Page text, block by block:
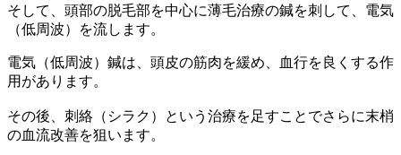
そして、頭部の脱毛部を中心に薄毛治療の鍼を刺して、電気
（低周波）を流します。
電気（低周波）鍼は、頭皮の筋肉を緩め、血行を良くする作
用があります。
その後、刺絡（シラク）という治療を足すことでさらに末梢
の血流改善を狙います。